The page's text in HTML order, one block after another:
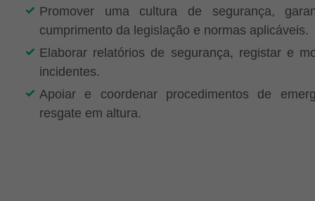
Promover uma cultura de segurança,
cumprimento da legislação e normas aplicáveis.
Elaborar relatórios de segurança, registar e
incidentes.
Apoiar e coordenar procedimentos de
resgate em altura.